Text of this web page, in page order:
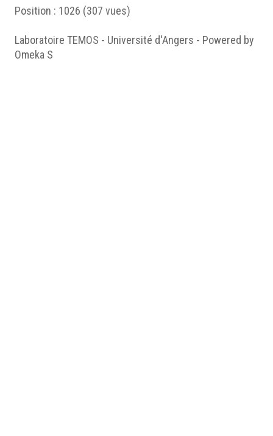
Position : 1026 (307 vues)
Laboratoire TEMOS - Université d'Angers - Powered by
Omeka S